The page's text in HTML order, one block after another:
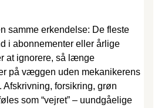
samme erkendelse: De fleste
i abonnementer eller årlige
at ignorere, så længe
på væggen uden mekanikerens
Afskrivning, forsikring, grøn
som “vejret” – uundgåelige